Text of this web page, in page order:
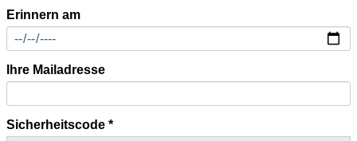
Erinnern am
Ihre Mailadresse
Sicherheitscode